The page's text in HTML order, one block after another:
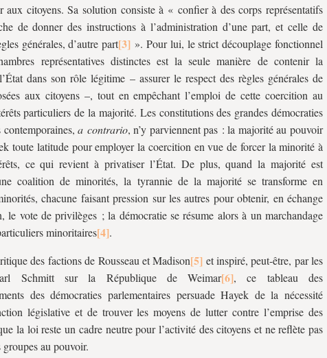
aux citoyens. Sa solution consiste à « confier à des corps représentatifs
de donner des instructions à l’administration d’une part, et celle de
générales, d’autre part
». Pour lui, le strict découplage fonctionnel
représentatives distinctes est la seule manière de contenir la
dans son rôle légitime – assurer le respect des règles générales de
aux citoyens –, tout en empêchant l’emploi de cette coercition au
particuliers de la majorité. Les constitutions des grandes démocraties
contemporaines,a contrario, n’y parviennent pas : la majorité au pouvoir
toute latitude pour employer la coercition en vue de forcer la minorité à
ce qui revient à privatiser l’État. De plus, quand la majorité est
coalition de minorités, la tyrannie de la majorité se transforme en
chacune faisant pression sur les autres pour obtenir, en échange
le vote de privilèges ; la démocratie se résume alors à un marchandage
minoritaires
.
des factions de Rousseau et Madison
et inspiré, peut-être, par les
Schmitt sur la République de Weimar
, ce tableau des
des démocraties parlementaires persuade Hayek de la nécessité
législative et de trouver les moyens de lutter contre l’emprise des
la loi reste un cadre neutre pour l’activité des citoyens et ne reflète pas
groupes au pouvoir.